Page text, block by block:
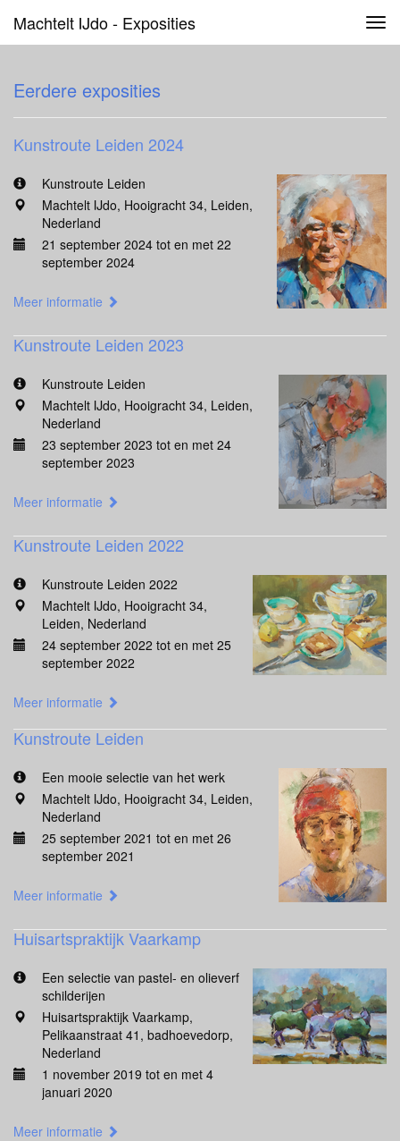
Machtelt IJdo - Exposities
Eerdere exposities
Kunstroute Leiden 2024
Kunstroute Leiden
Machtelt IJdo, Hooigracht 34, Leiden,
Nederland
21 september 2024 tot en met 22
september 2024
Meer informatie
Kunstroute Leiden 2023
Kunstroute Leiden
Machtelt IJdo, Hooigracht 34, Leiden,
Nederland
23 september 2023 tot en met 24
september 2023
Meer informatie
Kunstroute Leiden 2022
Kunstroute Leiden 2022
Machtelt IJdo, Hooigracht 34,
Leiden, Nederland
24 september 2022 tot en met 25
september 2022
Meer informatie
Kunstroute Leiden
Een mooie selectie van het werk
Machtelt IJdo, Hooigracht 34, Leiden,
Nederland
25 september 2021 tot en met 26
september 2021
Meer informatie
Huisartspraktijk Vaarkamp
Een selectie van pastel- en olieverf
schilderijen
Huisartspraktijk Vaarkamp,
Pelikaanstraat 41, badhoevedorp,
Nederland
1 november 2019 tot en met 4
januari 2020
Meer informatie